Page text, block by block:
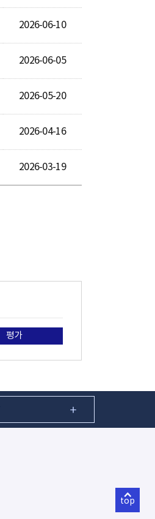
top
2026-06-10
2026-06-05
2026-05-20
2026-04-16
2026-03-19
평가